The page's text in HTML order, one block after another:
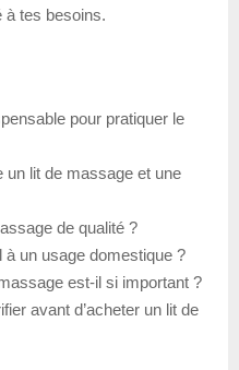
à tes besoins.
pour pratiquer le
un lit de massage et une
de qualité ?
un usage domestique ?
est-il si important ?
avant d’acheter un lit de